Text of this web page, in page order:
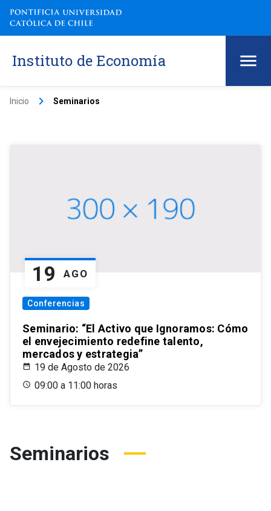
Instituto de Economía
Inicio keyboard_arrow_right Seminarios
19 AGO
Conferencias
Seminario: “El Activo que Ignoramos: Cómo
el envejecimiento redefine talento,
mercados y estrategia”
19 de Agosto de 2026
09:00 a 11:00 horas
Seminarios